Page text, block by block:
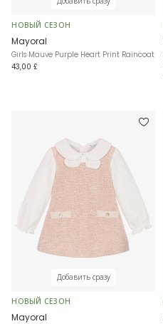
НОВЫЙ СЕЗОН
Mayoral
Girls Mauve Purple Heart Print Raincoat
43,00 £
Добавить сразу
НОВЫЙ СЕЗОН
Mayoral